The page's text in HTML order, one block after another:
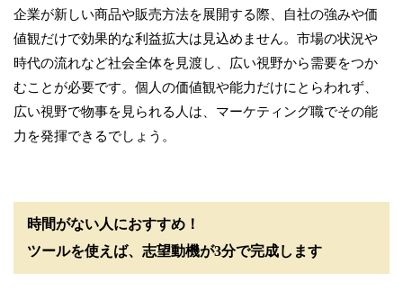
企業が新しい商品や販売方法を展開する際、自社の強みや価
値観だけで効果的な利益拡大は見込めません。市場の状況や
時代の流れなど社会全体を見渡し、広い視野から需要をつか
むことが必要です。個人の価値観や能力だけにとらわれず、
広い視野で物事を見られる人は、マーケティング職でその能
力を発揮できるでしょう。
時間がない人におすすめ！
ツールを使えば、志望動機が3分で完成します